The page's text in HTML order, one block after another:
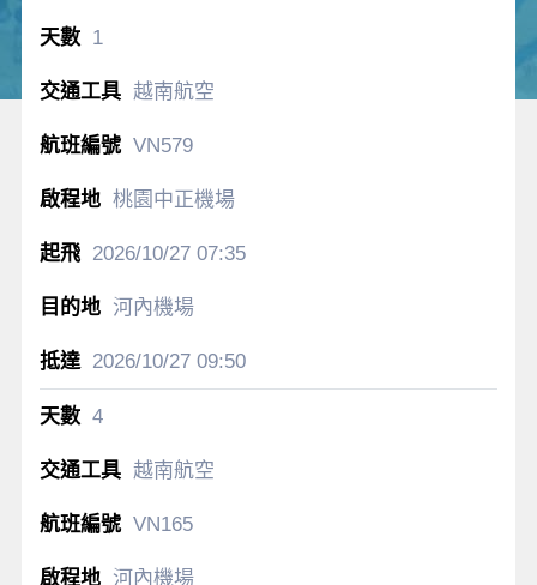
1
越南航空
VN579
桃園中正機場
2026/10/2707:35
河內機場
2026/10/2709:50
4
越南航空
VN165
河內機場